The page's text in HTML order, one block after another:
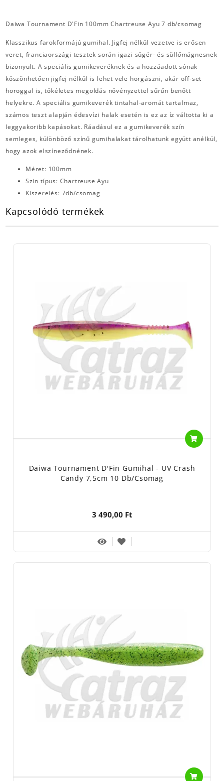
Daiwa Tournament D'Fin 100mm Chartreuse Ayu 7 db/csomag
Klasszikus farokformájú gumihal. Jigfej nélkül vezetve is erősen
veret, franciaországi tesztek során igazi sügér- és süllőmágnesnek
bizonyult. A speciális gumikeveréknek és a hozzáadott sónak
köszönhetően jigfej nélkül is lehet vele horgászni, akár off-set
horoggal is, tökéletes megoldás növényzettel sűrűn benőtt
helyekre. A speciális gumikeverék tintahal-aromát tartalmaz,
számos teszt alapján édesvízi halak esetén is ez az íz váltotta ki a
leggyakoribb kapásokat. Ráadásul ez a gumikeverék szín
semleges, különböző színű gumihalakat tárolhatunk együtt anélkül,
hogy azok elszíneződnének.
Méret: 100mm
Szin típus: Chartreuse Ayu
Kiszerelés: 7db/csomag
Kapcsolódó termékek
Daiwa Tournament D'Fin Gumihal - UV Crash
Candy 7,5cm 10 Db/csomag
3 490,00 Ft